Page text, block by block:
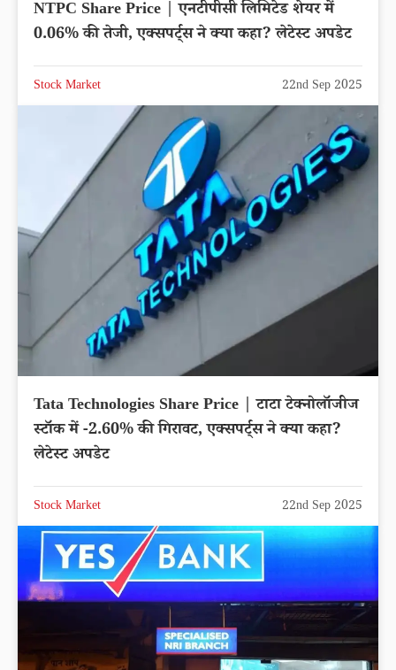
NTPC Share Price | एनटीपीसी लिमिटेड शेयर में
0.06% की तेजी, एक्सपर्ट्स ने क्या कहा? लेटेस्ट अपडेट
Stock Market 22nd Sep 2025
Tata Technologies Share Price | टाटा टेक्नोलॉजीज
स्टॉक में -2.60% की गिरावट, एक्सपर्ट्स ने क्या कहा?
लेटेस्ट अपडेट
Stock Market 22nd Sep 2025